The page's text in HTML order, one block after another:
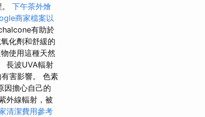
下午茶外燴
商家檔案以
有助於
化劑和舒緩的
使用這種天然
長波UVA輻射
害影響。 色素
因擔心自己的
外線輻射，被
清潔費用參考